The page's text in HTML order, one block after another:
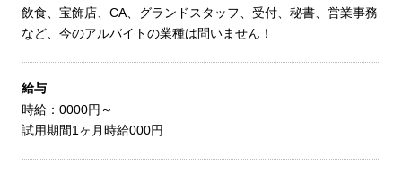
飲食、宝飾店、CA、グランドスタッフ、受付、秘書、営業事務
など、今のアルバイトの業種は問いません！
給与
時給：0000円～
試用期間1ヶ月時給000円